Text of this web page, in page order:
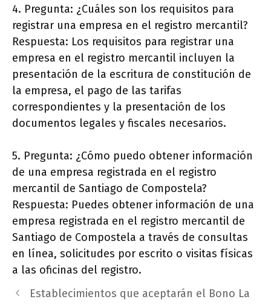
4. Pregunta: ¿Cuáles son los requisitos para
registrar una empresa en el registro mercantil?
Respuesta: Los requisitos para registrar una
empresa en el registro mercantil incluyen la
presentación de la escritura de constitución de
la empresa, el pago de las tarifas
correspondientes y la presentación de los
documentos legales y fiscales necesarios.
5. Pregunta: ¿Cómo puedo obtener información
de una empresa registrada en el registro
mercantil de Santiago de Compostela?
Respuesta: Puedes obtener información de una
empresa registrada en el registro mercantil de
Santiago de Compostela a través de consultas
en línea, solicitudes por escrito o visitas físicas
a las oficinas del registro.
Establecimientos que aceptarán el Bono La